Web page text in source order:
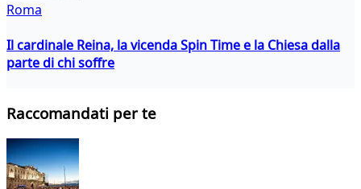
Roma
Il cardinale Reina, la vicenda Spin Time e la Chiesa dalla
parte di chi soffre
Raccomandati per te